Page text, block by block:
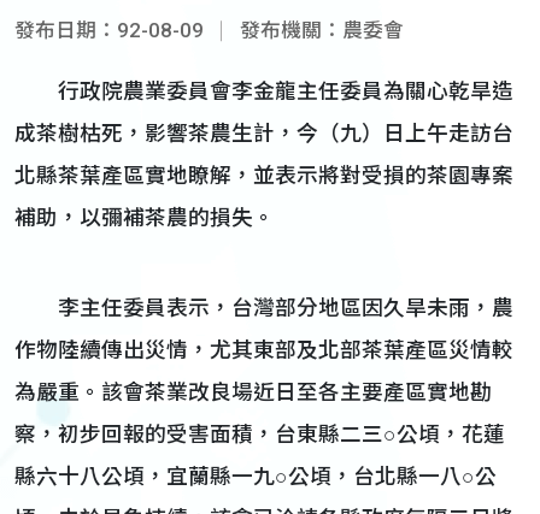
發布日期：92-08-09 發布機關：農委會
行政院農業委員會李金龍主任委員為關心乾旱造
成茶樹枯死，影響茶農生計，今（九）日上午走訪台
北縣茶葉產區實地瞭解，並表示將對受損的茶園專案
補助，以彌補茶農的損失。
李主任委員表示，台灣部分地區因久旱未雨，農
作物陸續傳出災情，尤其東部及北部茶葉產區災情較
為嚴重。該會茶業改良場近日至各主要產區實地勘
察，初步回報的受害面積，台東縣二三○公頃，花蓮
縣六十八公頃，宜蘭縣一九○公頃，台北縣一八○公